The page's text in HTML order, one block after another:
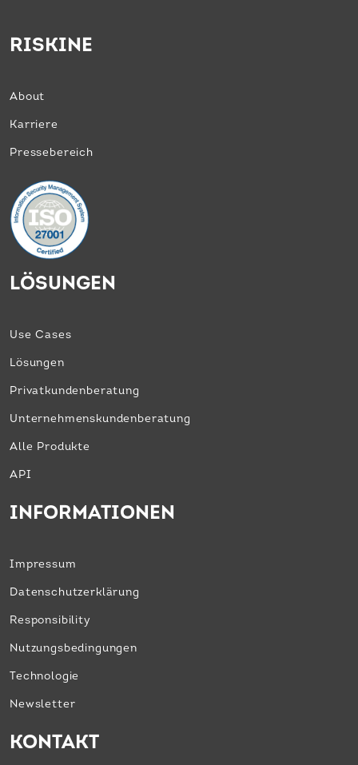
RISKINE
About
Karriere
Pressebereich
LÖSUNGEN
Use Cases
Lösungen
Privatkunden­beratung
Unternehmens­kundenberatung
Alle Produkte
API
INFORMATIONEN
Impressum
Datenschutzerklärung
Responsibility
Nutzungsbedingungen
Technologie
Newsletter
KONTAKT